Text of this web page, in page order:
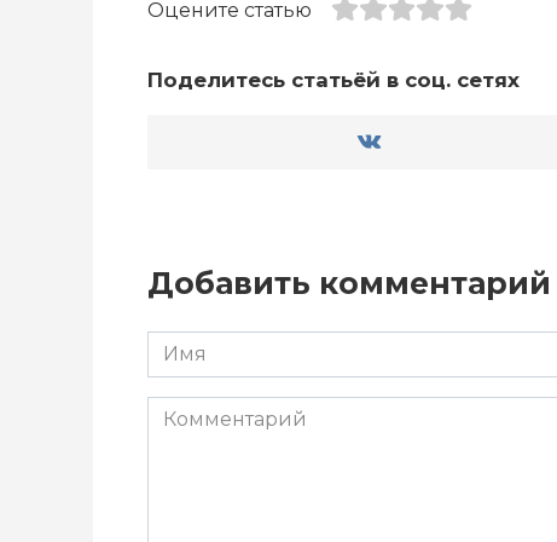
Оцените статью
Поделитесь статьёй в соц. сетях
Добавить комментарий
Имя
*
Комментарий